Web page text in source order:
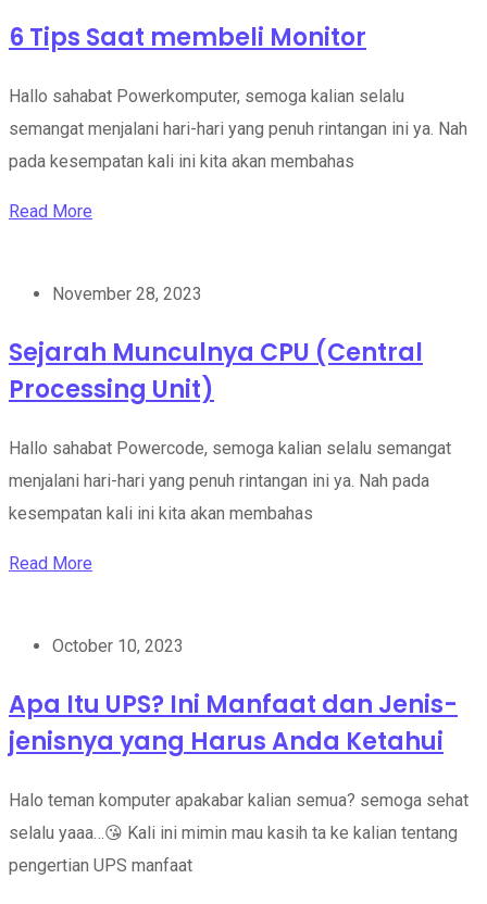
6 Tips Saat membeli Monitor
Hallo sahabat Powerkomputer, semoga kalian selalu
semangat menjalani hari-hari yang penuh rintangan ini ya. Nah
pada kesempatan kali ini kita akan membahas
Read More
November 28, 2023
Sejarah Munculnya CPU (Central
Processing Unit)
Hallo sahabat Powercode, semoga kalian selalu semangat
menjalani hari-hari yang penuh rintangan ini ya. Nah pada
kesempatan kali ini kita akan membahas
Read More
October 10, 2023
Apa Itu UPS? Ini Manfaat dan Jenis-
jenisnya yang Harus Anda Ketahui
Halo teman komputer apakabar kalian semua? semoga sehat
selalu yaaa…😘 Kali ini mimin mau kasih ta ke kalian tentang
pengertian UPS manfaat